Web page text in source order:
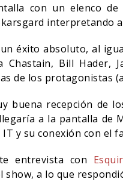
con un elenco
interpretando
éxito absoluto, al
Chastain, Bill Hader,
de los protagonistas
buena recepción de
a la pantalla de
y su conexión con el
entrevista con
show, a lo que
HABER
BATMAN